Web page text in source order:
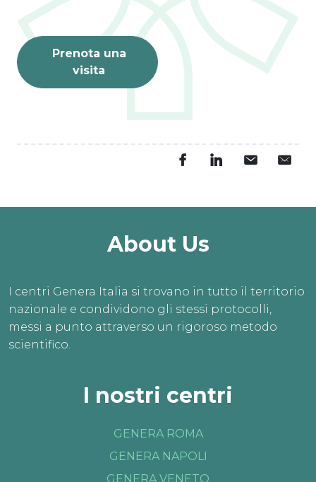
Prenota una
visita
About Us
I centri Genera Italia si trovano in tutto il territorio
nazionale e condividono gli stessi protocolli,
messi a punto attraverso un rigoroso metodo
scientifico.
I nostri centri
GENERA ROMA
GENERA NAPOLI
GENERA VENETO